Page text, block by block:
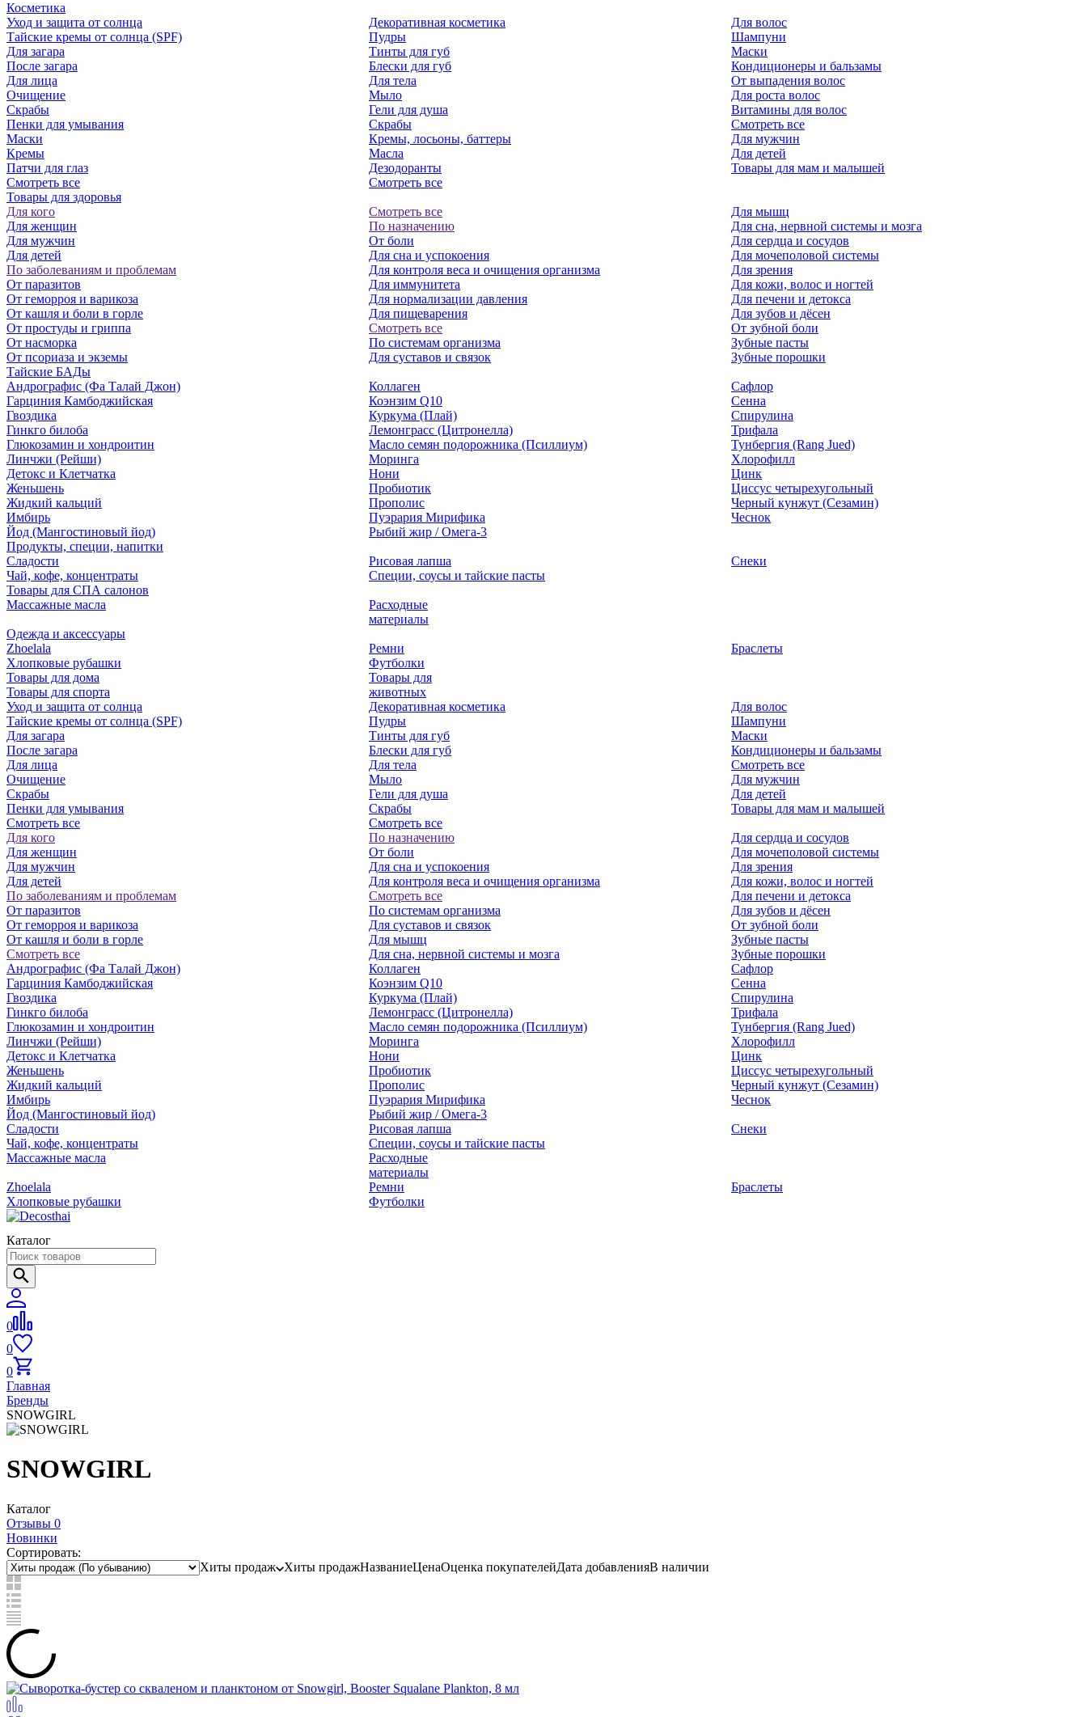
Косметика
Уход и защита от солнца
Тайские кремы от солнца (SPF)
Для загара
После загара
Для лица
Очищение
Скрабы
Пенки для умывания
Маски
Кремы
Патчи для глаз
Смотреть все
Декоративная косметика
Пудры
Тинты для губ
Блески для губ
Для тела
Мыло
Гели для душа
Скрабы
Кремы, лосьоны, баттеры
Масла
Дезодоранты
Смотреть все
Для волос
Шампуни
Маски
Кондиционеры и бальзамы
От выпадения волос
Для роста волос
Витамины для волос
Смотреть все
Для мужчин
Для детей
Товары для мам и малышей
Товары для здоровья
Для кого
Для женщин
Для мужчин
Для детей
По заболеваниям и проблемам
От паразитов
Oт геморроя и варикоза
От кашля и боли в горле
От простуды и гриппа
От насморка
Oт псориаза и экземы
Смотреть все
По назначению
От боли
Для сна и успокоения
Для контроля веса и очищения организма
Для иммунитета
Для нормализации давления
Для пищеварения
Смотреть все
По системам организма
Для суставов и связок
Для мышц
Для сна, нервной системы и мозга
Для сердца и сосудов
Для мочеполовой системы
Для зрения
Для кожи, волос и ногтей
Для печени и детокса
Для зубов и дёсен
От зубной боли
Зубные пасты
Зубные порошки
Тайские БАДы
Андрографис (Фа Талай Джон)
Гарциния Камбоджийская
Гвоздика
Гинкго билоба
Глюкозамин и хондроитин
Линчжи (Рейши)
Детокс и Клетчатка
Женьшень
Жидкий кальций
Имбирь
Йод (Мангостиновый йод)
Коллаген
Коэнзим Q10
Куркума (Плай)
Лемонграсс (Цитронелла)
Масло семян подорожника (Псиллиум)
Моринга
Нони
Пробиотик
Прополис
Пуэрария Мирифика
Рыбий жир / Омега-3
Сафлор
Сенна
Спирулина
Трифала
Тунбергия (Rang Jued)
Хлорофилл
Цинк
Циссус четырехугольный
Черный кунжут (Сезамин)
Чеснок
Продукты, специи, напитки
Сладости
Чай, кофе, концентраты
Рисовая лапша
Специи, соусы и тайские пасты
Снеки
Товары для СПА салонов
Массажные масла
Расходные
материалы
Одежда и аксессуары
Zhoelala
Хлопковые рубашки
Ремни
Футболки
Браслеты
Товары для дома
Товары для спорта
Товары для
животных
Уход и защита от солнца
Тайские кремы от солнца (SPF)
Для загара
После загара
Для лица
Очищение
Скрабы
Пенки для умывания
Смотреть все
Декоративная косметика
Пудры
Тинты для губ
Блески для губ
Для тела
Мыло
Гели для душа
Скрабы
Смотреть все
Для волос
Шампуни
Маски
Кондиционеры и бальзамы
Смотреть все
Для мужчин
Для детей
Товары для мам и малышей
Для кого
Для женщин
Для мужчин
Для детей
По заболеваниям и проблемам
От паразитов
Oт геморроя и варикоза
От кашля и боли в горле
Смотреть все
По назначению
От боли
Для сна и успокоения
Для контроля веса и очищения организма
Смотреть все
По системам организма
Для суставов и связок
Для мышц
Для сна, нервной системы и мозга
Для сердца и сосудов
Для мочеполовой системы
Для зрения
Для кожи, волос и ногтей
Для печени и детокса
Для зубов и дёсен
От зубной боли
Зубные пасты
Зубные порошки
Андрографис (Фа Талай Джон)
Гарциния Камбоджийская
Гвоздика
Гинкго билоба
Глюкозамин и хондроитин
Линчжи (Рейши)
Детокс и Клетчатка
Женьшень
Жидкий кальций
Имбирь
Йод (Мангостиновый йод)
Коллаген
Коэнзим Q10
Куркума (Плай)
Лемонграсс (Цитронелла)
Масло семян подорожника (Псиллиум)
Моринга
Нони
Пробиотик
Прополис
Пуэрария Мирифика
Рыбий жир / Омега-3
Сафлор
Сенна
Спирулина
Трифала
Тунбергия (Rang Jued)
Хлорофилл
Цинк
Циссус четырехугольный
Черный кунжут (Сезамин)
Чеснок
Сладости
Чай, кофе, концентраты
Рисовая лапша
Специи, соусы и тайские пасты
Снеки
Массажные масла
Расходные
материалы
Zhoelala
Хлопковые рубашки
Ремни
Футболки
Браслеты
Каталог
0
0
0
Главная
Бренды
SNOWGIRL
SNOWGIRL
Каталог
Отзывы 0
Новинки
Сортировать:
Хиты продаж
Хиты продажНазваниеЦенаОценка покупателейДата добавленияВ наличии